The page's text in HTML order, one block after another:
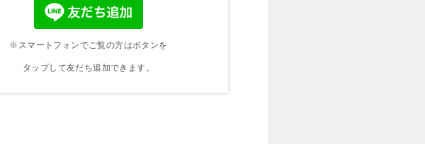
※スマートフォンでご覧の方はボタンを
タップして友だち追加できます。